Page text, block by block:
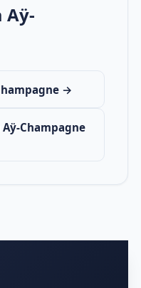
Aÿ-
→
Champagne